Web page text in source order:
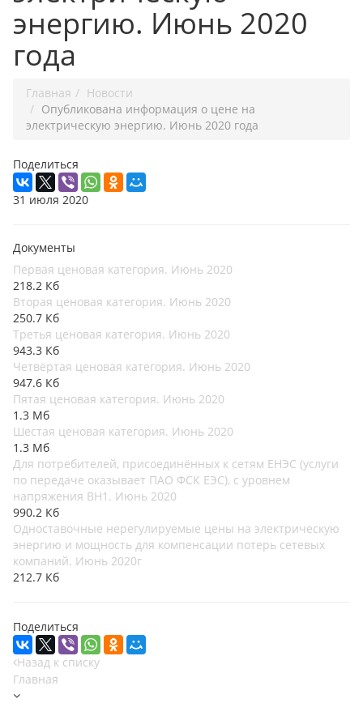
энергию. Июнь 2020
года
Главная
Новости
Опубликована информация о цене на
электрическую энергию. Июнь 2020 года
Поделиться
31 июля 2020
Документы
Первая ценовая категория. Июнь 2020
218.2 Кб
Вторая ценовая категория. Июнь 2020
250.7 Кб
Третья ценовая категория. Июнь 2020
943.3 Кб
Четвёртая ценовая категория. Июнь 2020
947.6 Кб
Пятая ценовая категория. Июнь 2020
1.3 Мб
Шестая ценовая категория. Июнь 2020
1.3 Мб
Для потребителей, присоединённых к сетям ЕНЭС (услуги
по передаче оказывает ПАО ФСК ЕЭС), с уровнем
напряжения ВН1. Июнь 2020
990.2 Кб
Одноставочные нерегулируемые цены на электрическую
энергию и мощность для компенсации потерь сетевых
компаний. Июнь 2020г
212.7 Кб
Поделиться
Назад к списку
Главная